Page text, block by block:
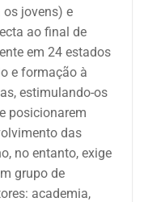
jovens) e
ao final de
em 24 estados
e formação à
estimulando-os
posicionarem
das
no entanto, exige
grupo de
academia,